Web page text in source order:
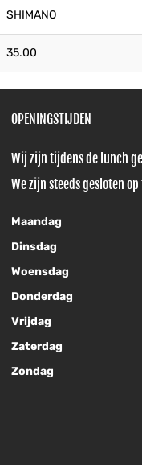
SHIMANO
35.00
OPENINGSTIJDEN
Wij zijn tijdens de lunch
We zijn steeds gesloten
Maandag
Dinsdag
Woensdag
Donderdag
Vrijdag
Zaterdag
Zondag